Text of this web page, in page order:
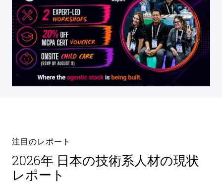
注目のレポート
2026年 日本の技術系人材の現状
レポート